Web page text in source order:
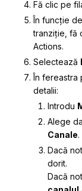
Fă clic pe
În funcție
tranziție, fă
Actions.
Selectează
În fereastra
detalii:
Introdu
Alege
Canale.
Dacă
dorit.
Dacă